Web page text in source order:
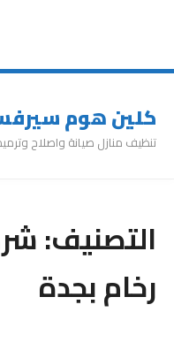
كلين هوم سيرفس
تنظيف منازل صيانة واصلاح وترميمات خدمة 24 ساعة
التصنيف:
رخام بجدة